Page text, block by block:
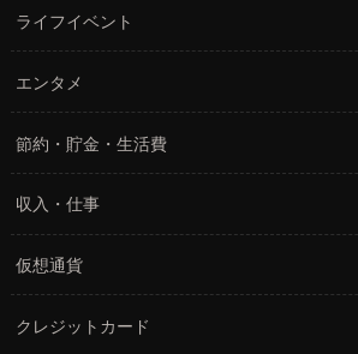
ライフイベント
エンタメ
節約・貯金・生活費
収入・仕事
仮想通貨
クレジットカード